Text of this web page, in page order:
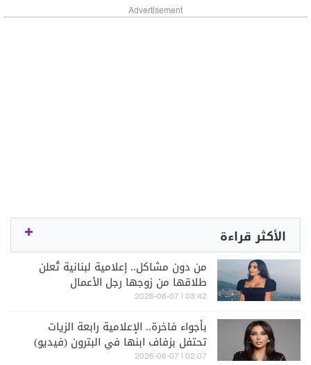
Advertisement
الأكثر قراءة
من دون مشاكل.. إعلامية لبنانية تُعلن
طلاقها من زوجها رجل الأعمال
03:42 | 2026-08-07
بأجواء فاخرة.. الإعلامية رابعة الزيات
تحتفل بزفاف ابنها في البترون (فيديو)
02:07 | 2026-08-07